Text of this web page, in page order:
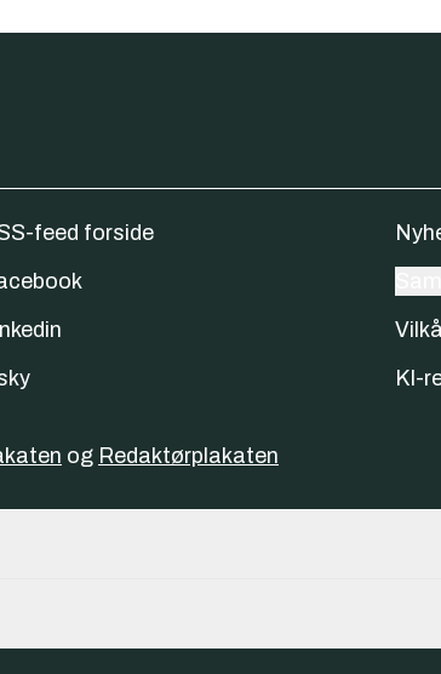
feed forside
KI-
og Redaktørplakaten